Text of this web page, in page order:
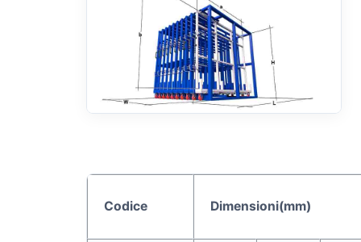
Codice Dimensioni(mm)